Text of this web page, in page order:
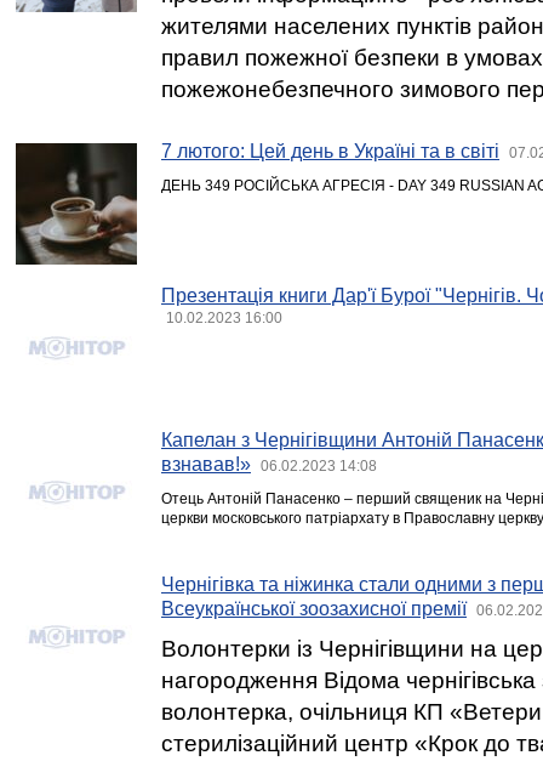
жителями населених пунктів
правил пожежної безпеки в умовах
пожежонебезпечного зимового
7 лютого: Цей день в Україні та в світі
ДЕНЬ 349 РОСІЙСЬКА АГРЕСІЯ - DAY 349 RUSSIAN
Презентація книги Дар'ї Бурої "Чернігів.
10.02.2023 16:00
Капелан з Чернігівщини Антоній
взнавав!»
06.02.2023 14:08
Отець Антоній Панасенко – перший священик на
церкви московського патріархату в Православну
Чернігівка та ніжинка стали одними з
Всеукраїнської зоозахисної премії
Волонтерки із Чернігівщини на
нагородження Відома
волонтерка, очільниця КП
стерилізаційний центр «Крок до